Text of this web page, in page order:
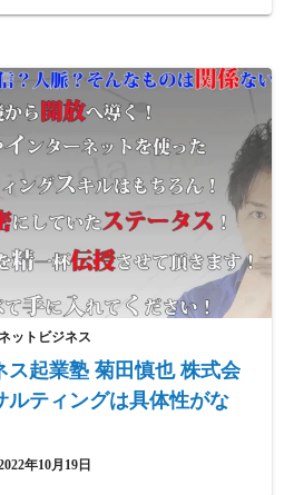
ットビジネス
ス起業塾 菊田慎也 株式会
ルティングは具体性がな
年10月19日